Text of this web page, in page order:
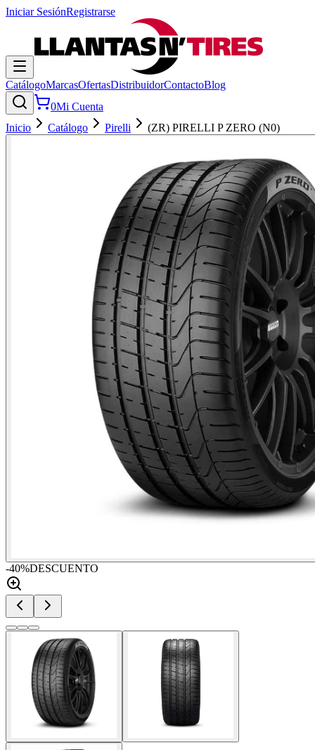
Iniciar SesiónRegistrarse
CatálogoMarcasOfertasDistribuidorContactoBlog
0Mi Cuenta
Inicio
Catálogo Pirelli (ZR) PIRELLI P ZERO (N0)
-40%DESCUENTO